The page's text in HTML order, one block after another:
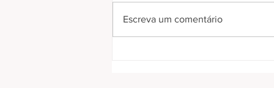
Escreva um comentário